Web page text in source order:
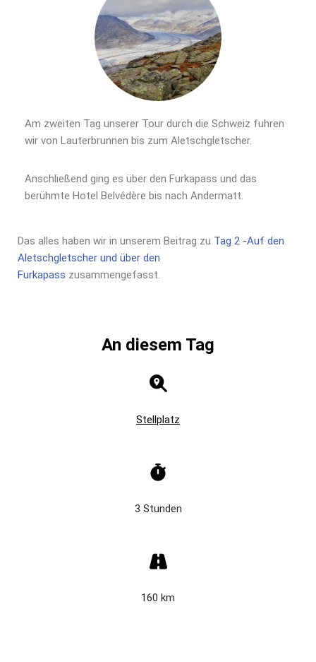
Am zweiten Tag unserer Tour durch die Schweiz fuhren
wir von Lauterbrunnen bis zum Aletschgletscher.
Anschließend ging es über den Furkapass und das
berühmte Hotel Belvédère bis nach Andermatt.
Das alles haben wir in unserem Beitrag zu Tag 2 -Auf den
Aletschgletscher und über den
Furkapass zusammengefasst.
An diesem Tag
Stellplatz
3 Stunden
160 km